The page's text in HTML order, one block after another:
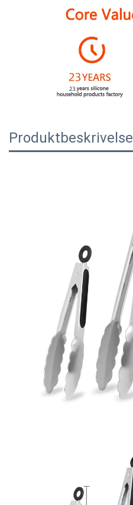
Produktbeskrivelse